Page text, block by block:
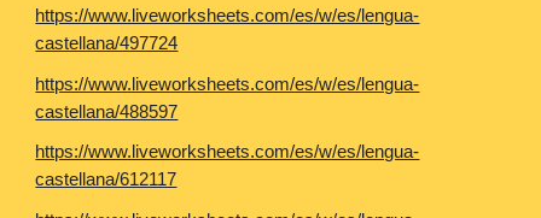
https://www.liveworksheets.com/es/w/es/lengua-
castellana/497724
https://www.liveworksheets.com/es/w/es/lengua-
castellana/488597
https://www.liveworksheets.com/es/w/es/lengua-
castellana/612117